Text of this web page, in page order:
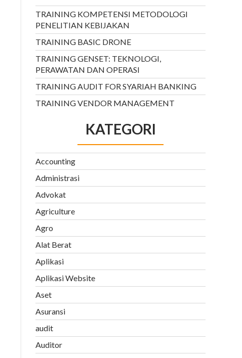
TRAINING KOMPETENSI METODOLOGI
PENELITIAN KEBIJAKAN
TRAINING BASIC DRONE
TRAINING GENSET: TEKNOLOGI,
PERAWATAN DAN OPERASI
TRAINING AUDIT FOR SYARIAH BANKING
TRAINING VENDOR MANAGEMENT
KATEGORI
Accounting
Administrasi
Advokat
Agriculture
Agro
Alat Berat
Aplikasi
Aplikasi Website
Aset
Asuransi
audit
Auditor